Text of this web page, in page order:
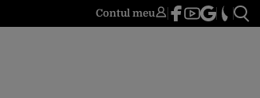
Contul meu